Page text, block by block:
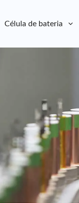
Célula de bateria